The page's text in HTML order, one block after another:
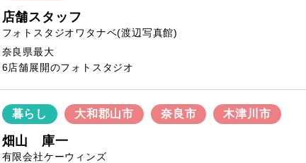
店舗スタッフ
フォトスタジオワタナベ(渡辺写真館)
奈良県最大
6店舗展開のフォトスタジオ
暮らし 大和郡山市 奈良市 木津川市
畑山 庫一
有限会社ケーウィンズ